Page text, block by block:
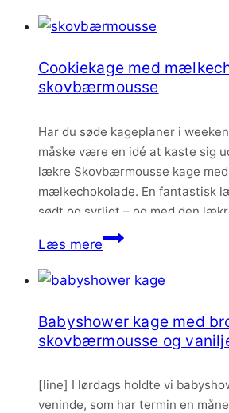
med
og
karamel
Cookiekage med
skovbærmousse
Har du søde kageplaner i
måske være en idé at kaste sig
lækre Skovbærmousse kage
mælkechokolade. En fantastisk
sødt og syrligt – og med den
så bliver det altså absolut ikke
Læs mereCookiekage
mælkechokolade
skovbærmousse
Babyshower kage med
skovbærmousse og
[line] I lørdags holdte vi
veninde, som har termin en